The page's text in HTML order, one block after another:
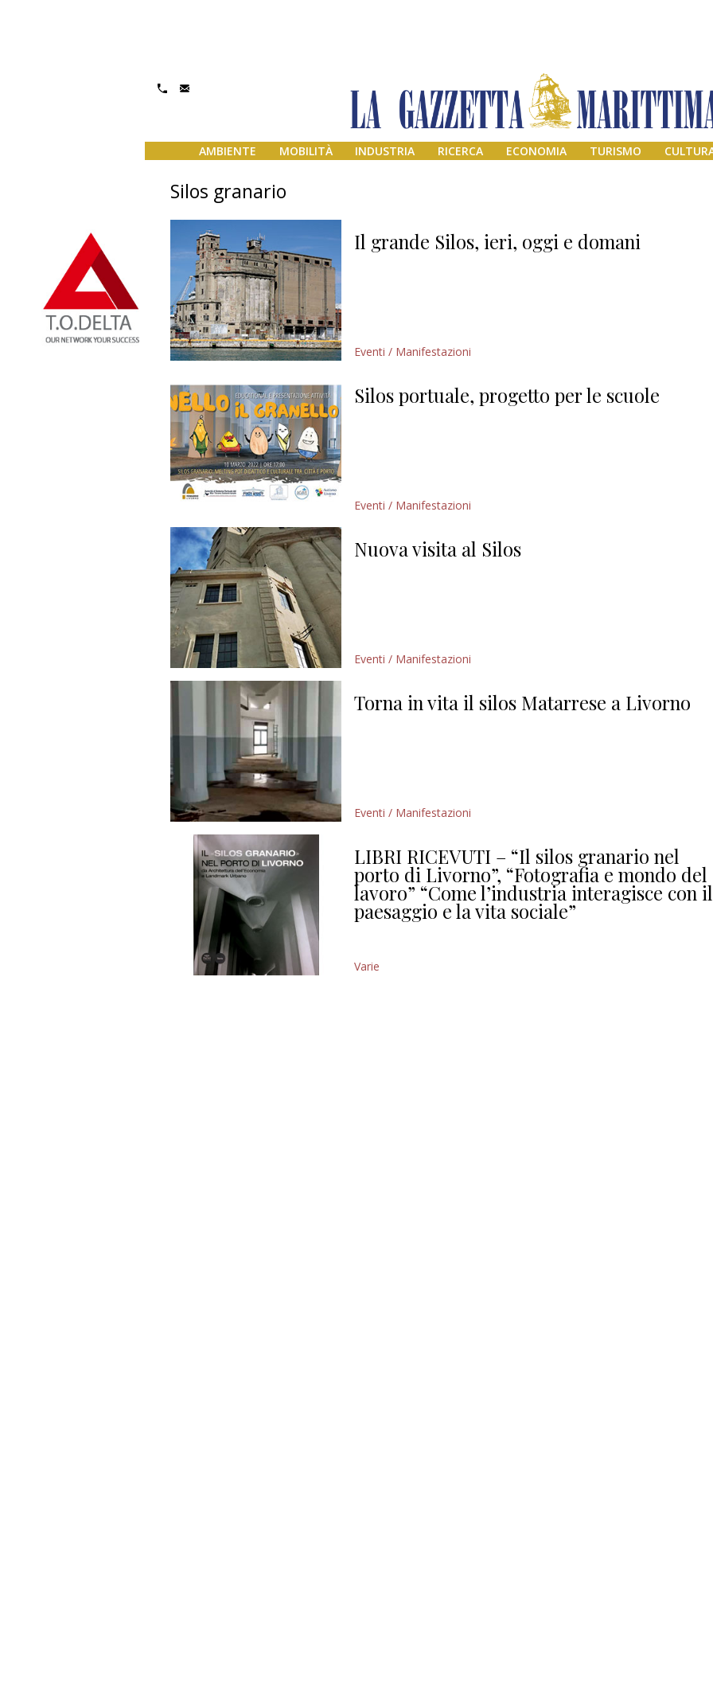
AMBIENTE MOBILITÀ INDUSTRIA RICERCA ECONOMIA TURISMO
Silos granario
Il grande Silos, ieri, oggi e domani
Eventi / Manifestazioni
Silos portuale, progetto per le scuole
Eventi / Manifestazioni
Nuova visita al Silos
Eventi / Manifestazioni
Torna in vita il silos Matarrese a Livorno
Eventi / Manifestazioni
LIBRI RICEVUTI – “Il silos granario nel
porto di Livorno”, “Fotografia e mondo del
lavoro” “Come l’industria interagisce con il
paesaggio e la vita sociale”
Varie